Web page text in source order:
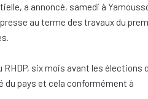
a annoncé, samedi à
au terme des travaux du
six mois avant les élections
du pays et cela conformément à